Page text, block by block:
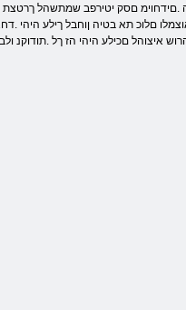
םלוכ תא בטיה ןוחבל ךילע היהי
איצוהל םכילע היהי הז ךל .תודוקנ